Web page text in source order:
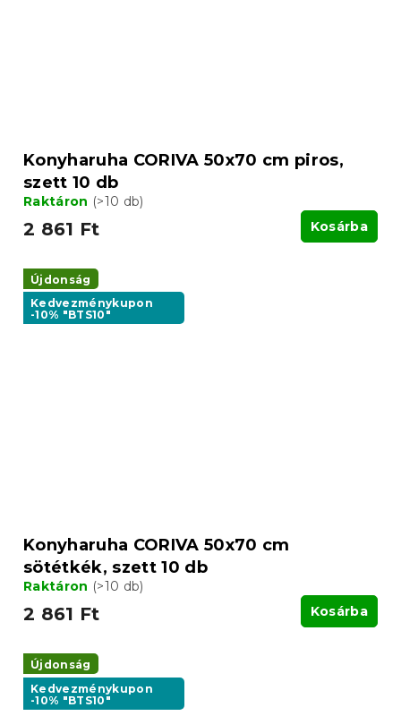
Konyharuha CORIVA 50x70 cm piros,
szett 10 db
Raktáron (>10 db)
2 861 Ft Kosárba
Újdonság
Kedvezménykupon
-10% "BTS10"
Konyharuha CORIVA 50x70 cm
sötétkék, szett 10 db
Raktáron (>10 db)
2 861 Ft Kosárba
Újdonság
Kedvezménykupon
-10% "BTS10"